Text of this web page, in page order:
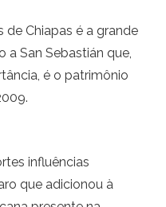
Chiapas é a grande
San Sebastián que,
é o patrimônio
influências
que adicionou à